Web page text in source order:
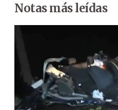
Notas más leídas